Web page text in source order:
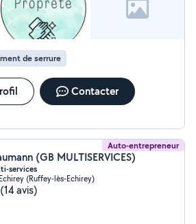
de serrure
Contacter
Auto-entrepreneur
(GB MULTISERVICES)
services
(Ruffey-lès-Echirey)
(14 avis)